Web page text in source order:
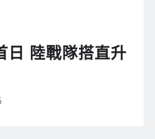
日 陸戰隊搭直升